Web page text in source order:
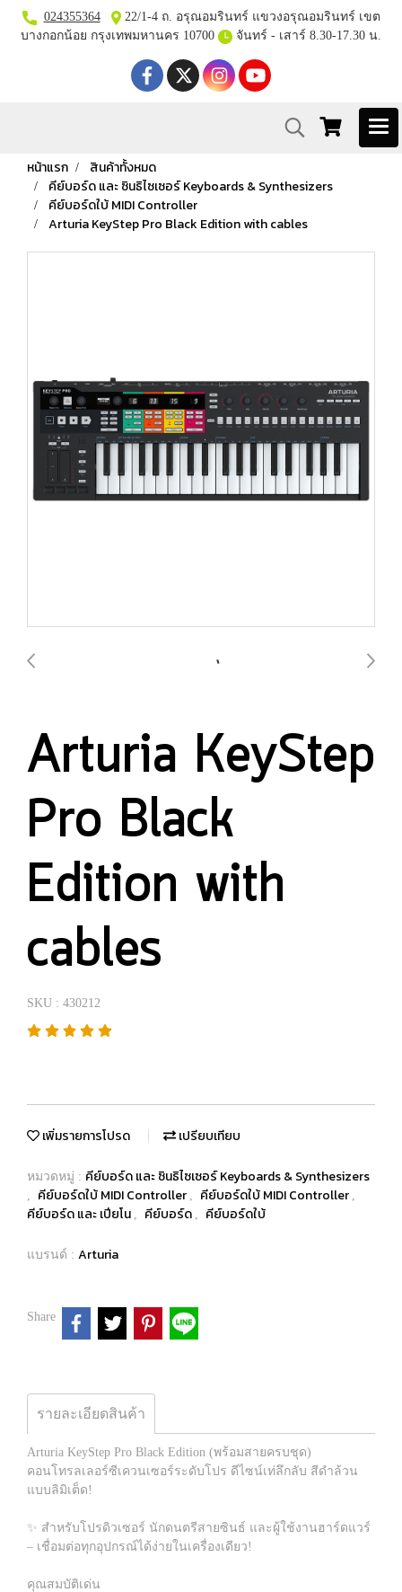
024355364
22/1-4 ถ. อรุณอมรินทร์ แขวงอรุณอมรินทร์ เขต
บางกอกน้อย กรุงเทพมหานคร 10700
จันทร์ - เสาร์ 8.30-17.30 น.
หน้าแรก
สินค้าทั้งหมด
คีย์บอร์ด และ ซินธิไซเซอร์ Keyboards & Synthesizers
คีย์บอร์ดใบ้ MIDI Controller
Arturia KeyStep Pro Black Edition with cables
Arturia KeyStep
Pro Black
Edition with
cables
SKU : 430212
เพิ่มรายการโปรด เปรียบเทียบ
หมวดหมู่ : คีย์บอร์ด และ ซินธิไซเซอร์ Keyboards & Synthesizers
, คีย์บอร์ดใบ้ MIDI Controller , คีย์บอร์ดใบ้ MIDI Controller ,
คีย์บอร์ด และ เปียโน , คีย์บอร์ด , คีย์บอร์ดใบ้
แบรนด์ : Arturia
Share
รายละเอียดสินค้า
Arturia KeyStep Pro Black Edition (พร้อมสายครบชุด)
คอนโทรลเลอร์ซีเควนเซอร์ระดับโปร ดีไซน์เท่ลึกลับ สีดำล้วน
แบบลิมิเต็ด!
✨ สำหรับโปรดิวเซอร์ นักดนตรีสายซินธ์ และผู้ใช้งานฮาร์ดแวร์
– เชื่อมต่อทุกอุปกรณ์ได้ง่ายในเครื่องเดียว!
คุณสมบัติเด่น